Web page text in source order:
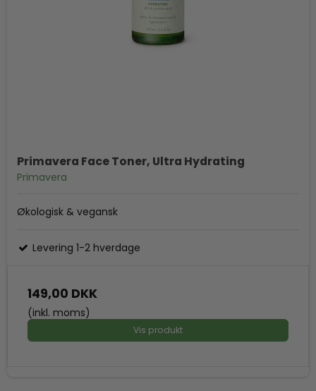
Primavera Face Toner, Ultra Hydrating
Primavera
Økologisk & vegansk
Levering 1-2 hverdage
149,00 DKK
(inkl. moms)
Vis produkt